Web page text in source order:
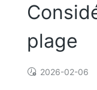
plage
2026-02-06